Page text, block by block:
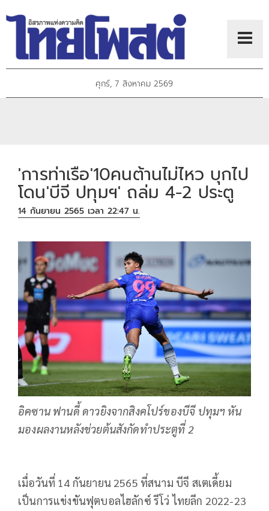
ศุกร์, 7 สิงหาคม 2569
'การท่าเรือ'10คนต้านไม่ไหว บุกไป
โดน'บีจี ปทุมฯ' ถล่ม 4-2 ประตู
14 กันยายน 2565 เวลา 22:47 น.
อิคซาน ฟานดี้ ดาวยิงจากสิงคโปร์ของบีจี ปทุมฯ หัน
มองผลงานหลังช่วยต้นสังกัดทำประตูที่ 2
เมื่อวันที่ 14 กันยายน 2565 ที่สนาม บีจี สเตเดี้ยม
เป็นการแข่งขันฟุตบอลไฮลักซ์ รีโว่ ไทยลีก 2022-23